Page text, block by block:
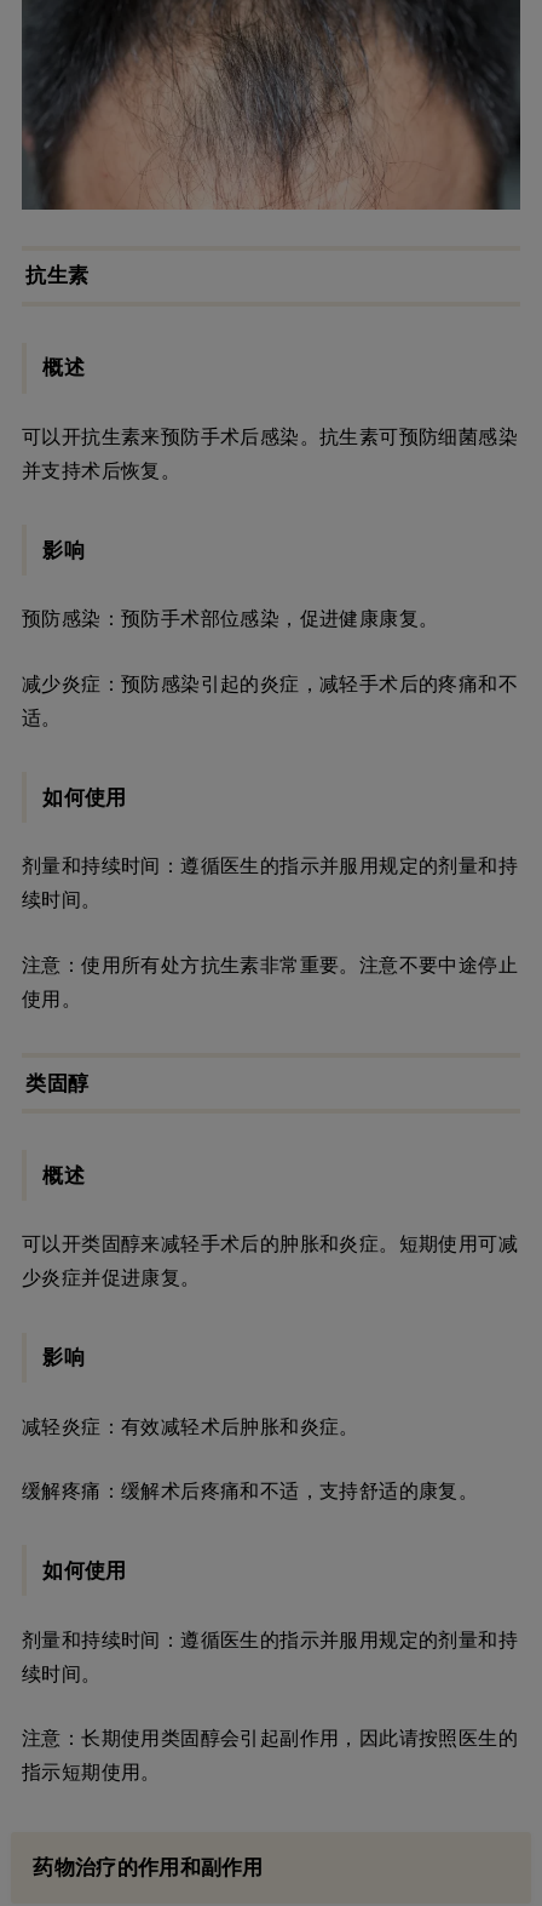
抗生素
概述
可以开抗生素来预防手术后感染。抗生素可预防细菌感染
并支持术后恢复。
影响
预防感染：预防手术部位感染，促进健康康复。
减少炎症：预防感染引起的炎症，减轻手术后的疼痛和不
适。
如何使用
剂量和持续时间：遵循医生的指示并服用规定的剂量和持
续时间。
注意：使用所有处方抗生素非常重要。注意不要中途停止
使用。
类固醇
概述
可以开类固醇来减轻手术后的肿胀和炎症。短期使用可减
少炎症并促进康复。
影响
减轻炎症：有效减轻术后肿胀和炎症。
缓解疼痛：缓解术后疼痛和不适，支持舒适的康复。
如何使用
剂量和持续时间：遵循医生的指示并服用规定的剂量和持
续时间。
注意：长期使用类固醇会引起副作用，因此请按照医生的
指示短期使用。
药物治疗的作用和副作用